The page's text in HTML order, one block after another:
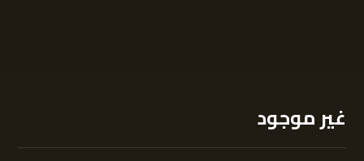
غير موجود